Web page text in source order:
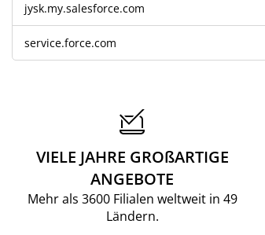
jysk.my.salesforce.com
service.force.com
VIELE JAHRE GROßARTIGE
ANGEBOTE
Mehr als 3600 Filialen weltweit in 49
Ländern.